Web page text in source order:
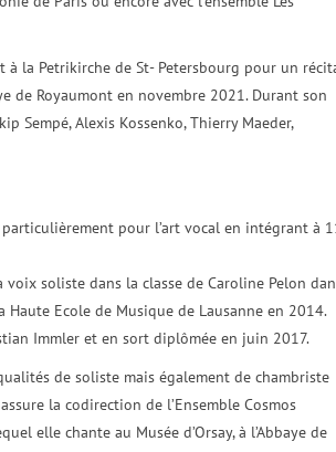
la Petrikirche de St- Petersbourg pour un
de Royaumont en novembre 2021. Durant son
Sempé, Alexis Kossenko, Thierry Maeder,
pour l’art vocal en intégrant à
soliste dans la classe de Caroline Pelon
Ecole de Musique de Lausanne en 2014.
Immler et en sort diplômée en juin 2017.
de soliste mais également de chambriste
la codirection de l’Ensemble Cosmos
elle chante au Musée d’Orsay, à l’Abbaye de